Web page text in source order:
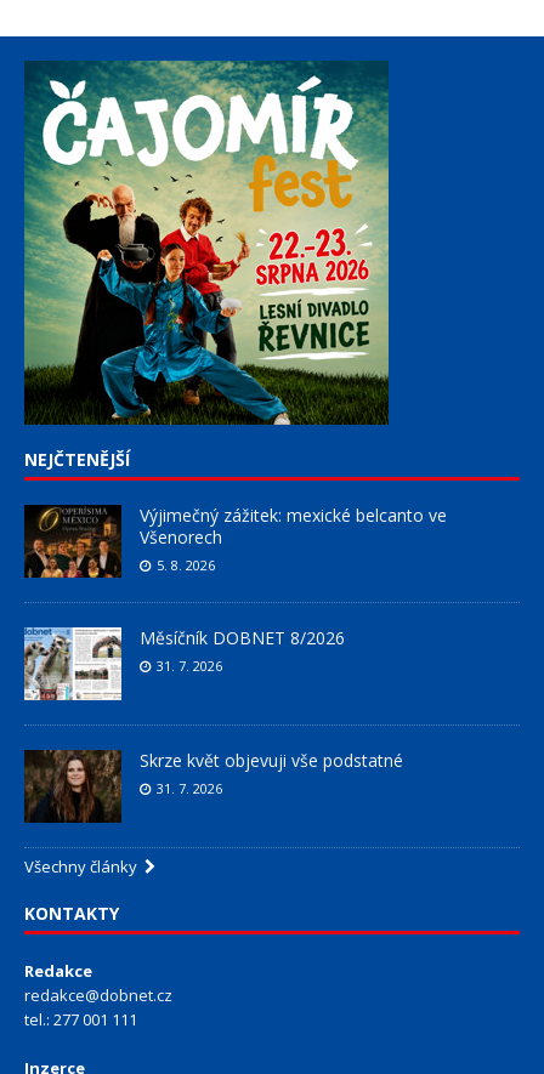
NEJČTENĚJŠÍ
Výjimečný zážitek: mexické belcanto ve
Všenorech
5. 8. 2026
Měsíčník DOBNET 8/2026
31. 7. 2026
Skrze květ objevuji vše podstatné
31. 7. 2026
Všechny články
KONTAKTY
Redakce
redakce@dobnet.cz
tel.: 277 001 111
Inzerce